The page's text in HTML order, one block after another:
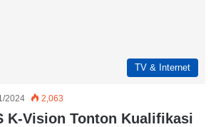
TV & Internet
2024 2,063
K-Vision Tonton Kualifikasi